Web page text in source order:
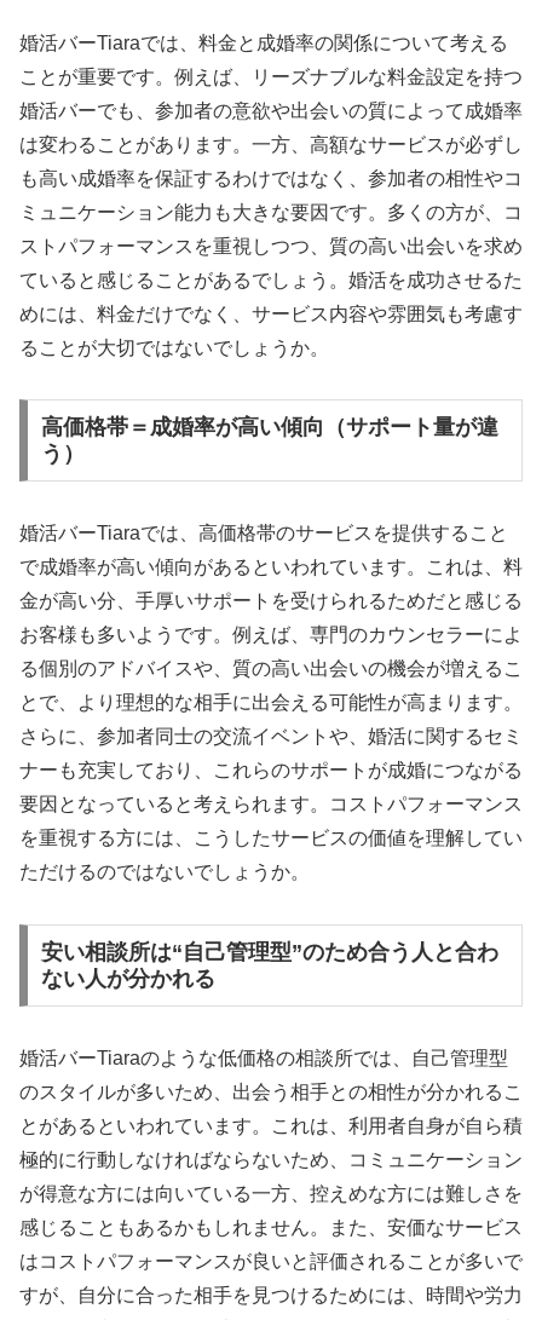
婚活バーTiaraでは、料金と成婚率の関係について考える
ことが重要です。例えば、リーズナブルな料金設定を持つ
婚活バーでも、参加者の意欲や出会いの質によって成婚率
は変わることがあります。一方、高額なサービスが必ずし
も高い成婚率を保証するわけではなく、参加者の相性やコ
ミュニケーション能力も大きな要因です。多くの方が、コ
ストパフォーマンスを重視しつつ、質の高い出会いを求め
ていると感じることがあるでしょう。婚活を成功させるた
めには、料金だけでなく、サービス内容や雰囲気も考慮す
ることが大切ではないでしょうか。
高価格帯＝成婚率が高い傾向（サポート量が違
う）
婚活バーTiaraでは、高価格帯のサービスを提供すること
で成婚率が高い傾向があるといわれています。これは、料
金が高い分、手厚いサポートを受けられるためだと感じる
お客様も多いようです。例えば、専門のカウンセラーによ
る個別のアドバイスや、質の高い出会いの機会が増えるこ
とで、より理想的な相手に出会える可能性が高まります。
さらに、参加者同士の交流イベントや、婚活に関するセミ
ナーも充実しており、これらのサポートが成婚につながる
要因となっていると考えられます。コストパフォーマンス
を重視する方には、こうしたサービスの価値を理解してい
ただけるのではないでしょうか。
安い相談所は“自己管理型”のため合う人と合わ
ない人が分かれる
婚活バーTiaraのような低価格の相談所では、自己管理型
のスタイルが多いため、出会う相手との相性が分かれるこ
とがあるといわれています。これは、利用者自身が自ら積
極的に行動しなければならないため、コミュニケーション
が得意な方には向いている一方、控えめな方には難しさを
感じることもあるかもしれません。また、安価なサービス
はコストパフォーマンスが良いと評価されることが多いで
すが、自分に合った相手を見つけるためには、時間や労力